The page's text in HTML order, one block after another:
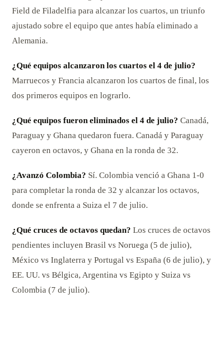
Field de Filadelfia para alcanzar los cuartos, un triunfo
ajustado sobre el equipo que antes había eliminado a
Alemania.
¿Qué equipos alcanzaron los cuartos el 4 de julio?
Marruecos y Francia alcanzaron los cuartos de final, los
dos primeros equipos en lograrlo.
¿Qué equipos fueron eliminados el 4 de julio? Canadá,
Paraguay y Ghana quedaron fuera. Canadá y Paraguay
cayeron en octavos, y Ghana en la ronda de 32.
¿Avanzó Colombia? Sí. Colombia venció a Ghana 1-0
para completar la ronda de 32 y alcanzar los octavos,
donde se enfrenta a Suiza el 7 de julio.
¿Qué cruces de octavos quedan? Los cruces de octavos
pendientes incluyen Brasil vs Noruega (5 de julio),
México vs Inglaterra y Portugal vs España (6 de julio), y
EE. UU. vs Bélgica, Argentina vs Egipto y Suiza vs
Colombia (7 de julio).